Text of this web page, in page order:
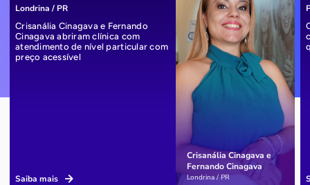
Crisanália Cinagava e
Fernando Cinagava
Londrina / PR
Londrina / PR
Crisanália Cinagava e Fernando
Cinagava abriram clínica com
atendimento de nível particular com
preço acessível
Saiba mais